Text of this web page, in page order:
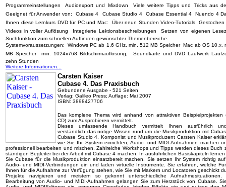
Programmeinstellungen  Audioexport und Mixdown  Viele weitere Tipps und Tricks aus
Geeignet für Anwender von:  Cubase 4  Cubase Studio 4  Cubase Essential 4  Nuendo 4
Ihnen diese Lernkurs DVD für PC und Mac:  Über neun Stunden Video-Tutorials 
Videos in voller Auflösung  Integrierte Lektionsbeschreibungen  Setzen von eigenen
Suchfunktion zum schnellen Auffinden gewünschter Themenbereiche.
Systemvoraussetzungen:  Windows PC ab 1,6 GHz, min. 512 MB Speicher  Mac ab OS 10.x,
MB Speicher  min. 1024x768 Bildschirmauflösung,  Soundkarte und DVD Laufwerk
zehn Stunden
Weitere Informationen...
Carsten Kaiser
Cubase 4. Das Praxisbuch
Gebundene Ausgabe - 521 Seiten
Verlag: Galileo Press; Auflage: Mai 2007
ISBN: 3898427706
Das komplexe Thema wird anhand von attraktiven Beispielprojekten
CD) zum Ausprobieren vermittelt.
Dieses umfassende Handbuch vermittelt Ihnen ausführlich
verständlich das nötige Wissen rund um die Musikproduktion mit
Cubase Studio 4. Komponist und Musikproduzent Carsten Kaiser
wie Sie Ihr System einrichten, Audio- und MIDI-Aufnahmen machen
professionell bearbeiten und mischen. Zahlreiche Workshops und Tipps werden dieses Buch
ständigen Begleiter bei der Arbeit mit Cubase 4 machen. In ausführlichen Basiskapiteln lernen
Sie Cubase für die Musikproduktion einsatzbereit machen. Sie setzen Ihr System richtig
Audio- und MIDI-Verbindungen ein und laden virtuelle Instrumente. Sie erfahren, welche
Ihnen für die Aufnahme zur Verfügung stehen, wie Sie mit Markern und Locatoren geschickt
Projekte navigieren und meistern so gekonnt unterschiedliche
Bearbeitung von Audio- und MIDI-Aufnahmen gelangen Sie zum Herzstück von Cubase.